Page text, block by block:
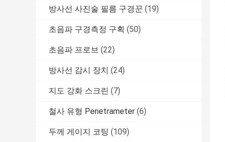
방사선 사진술 필름 구경꾼 (19)
초음파 구경측정 구획 (50)
초음파 프로브 (22)
방사선 감시 장치 (24)
지도 강화 스크린 (7)
철사 유형 Penetrameter (6)
두께 게이지 코팅 (109)